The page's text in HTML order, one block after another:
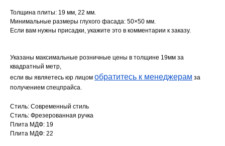
Толщина плиты: 19 мм, 22 мм.
Минимальные размеры глухого фасада: 50×50 мм.
Если вам нужны присадки, укажите это в комментарии к заказу.
Указаны максимальные розничные цены в толщине 19мм за
квадратный метр,
если вы являетесь юр лицом обратитесь к менеджерам за
получением спецпрайса.
Стиль: Современный стиль
Стиль: Фрезерованная ручка
Плита МДФ: 19
Плита МДФ: 22